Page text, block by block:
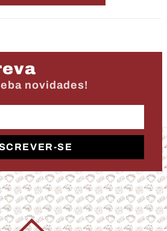
novidades!
SE